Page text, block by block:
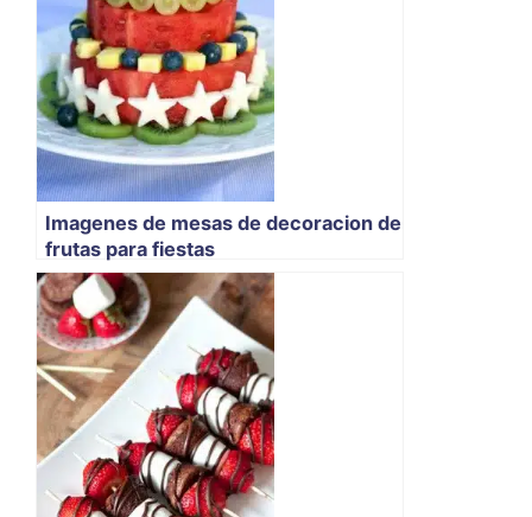
Imagenes de mesas de decoracion de
frutas para fiestas